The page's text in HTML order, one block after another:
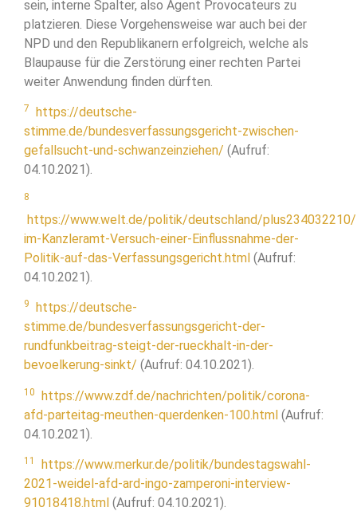
sein, interne Spalter, also Agent Provocateurs zu
platzieren. Diese Vorgehensweise war auch bei der
NPD und den Republikanern erfolgreich, welche als
Blaupause für die Zerstörung einer rechten Partei
weiter Anwendung finden dürften.
7
https://deutsche-
stimme.de/bundesverfassungsgericht-zwischen-
gefallsucht-und-schwanzeinziehen/ (Aufruf:
04.10.2021).
8
https://www.welt.de/politik/deutschland/plus234032210/
im-Kanzleramt-Versuch-einer-Einflussnahme-der-
Politik-auf-das-Verfassungsgericht.html (Aufruf:
04.10.2021).
9
https://deutsche-
stimme.de/bundesverfassungsgericht-der-
rundfunkbeitrag-steigt-der-rueckhalt-in-der-
bevoelkerung-sinkt/ (Aufruf: 04.10.2021).
10
https://www.zdf.de/nachrichten/politik/corona-
afd-parteitag-meuthen-querdenken-100.html (Aufruf:
04.10.2021).
11
https://www.merkur.de/politik/bundestagswahl-
2021-weidel-afd-ard-ingo-zamperoni-interview-
91018418.html (Aufruf: 04.10.2021).